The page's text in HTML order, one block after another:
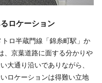
ロケーション
ロ半蔵門線「錦糸町駅」か
、京葉道路に面する分かりや
大通り沿いでありながら、
ロケーションは得難い立地